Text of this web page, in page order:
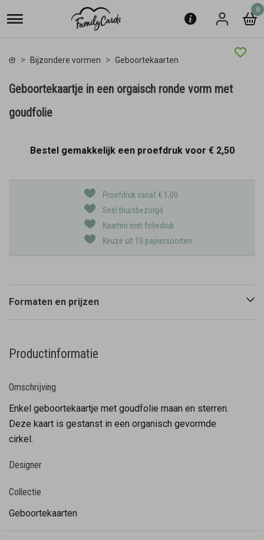
0
Bijzondere vormen Geboortekaarten
Geboortekaartje in een orgaisch ronde vorm met
goudfolie
Bestel gemakkelijk een proefdruk voor € 2,50
Proefdruk vanaf € 1,00
Snel thuisbezorgd
Kaarten met foliedruk
Keuze uit 10 papiersoorten
Formaten en prijzen
Productinformatie
Omschrijving
Enkel geboortekaartje met goudfolie maan en sterren.
Deze kaart is gestanst in een organisch gevormde
cirkel.
Designer
Collectie
Geboortekaarten